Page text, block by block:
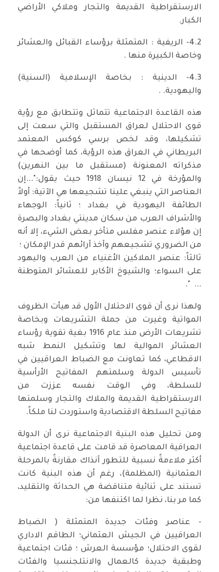
الارستقراطية القديمة والتجار وملاكي الأراضي
الكبار.
4.2- الريفية : المتمثلة برؤساء القبائل والعشائر
وخاصة الكبيرة منها .
4.3- الدينية : بخاصة الإسلامية (السنية)
واليهودية. .
هذه القاعدة الاجتماعية تتماثل وتتطابق مع رؤية
قوى الاحتلال لعراق المستقبل والتي سعت إلى
تشكيلها، وقد لخص برسي كوكس المعتمد
البريطاني في العراق هذه الرؤية، كما أوضحها في
مذكراته المعنونة (مستقبل ما بين النهرين)
والمؤرخة في 12 نيسان 1918 حيث يقول:"...إن
العناصر التي ينبغي علينا تشجيعها هي الآتية: أولاً
الطائفة اليهودية في بغداد ؛ ثانياً: الوجهاء
والأشراف العرب من سكان مدينتي بغداد والبصرة
إن هؤلاء عنصر مفلس متأخر بعض الشيء، إلا أنه
من الضروري تشجيعهم وآخذ آرائهم قدر الإمكان ؛
ثالثاً: عنصر الملاكين الأغنياء من العرب واليهود
على السواء؛ والشيوخ الأكابر للعشائر المتوطنة
... ".
ولهذا نرى أن قوى الاحتلال الأول قد هيأت الظروف
المواتية وغيرت من جملة التشريعات وبخاصة
تشريعات الأرض منذ عام 1916 بغية تقوية رؤساء
العشائر الموالية لها وتشكيل النمط شبه
الاقطاعي، كما تعاونت مع الضباط العراقيين في
تأسيس الدولة وسلمتهم المفاتيح الأرأسية
للسلطة، وفي الوقت نفسه عززت من
الارستقراطية القديمة والملاك والتجار وسلمتها
مفاتيح السلطة الاقتصادية واستوردت لنا ملكاً.
ومن تحليل هذه البنية الاجتماعية نرى أن الدولة
العراقية المعاصرة قد قامت على قاعدة اجتماعية
أكثر ملاءمةً نسبية للتطور آنذاك مقارنةً بالمرحلة
العثمانية (المظلمة)، رغم أن هذه البنية كانت
تستند على ثنائية متناقضة هي الحداثة والتقليد،
كما مر بنا، نظرا لما اكتنفها من:
- عناصر وفئات جديدة المتمثلة ( الضباط
العراقيين في الجيش العثماني؛ الطاقم الاداري
لقوى الاحتلال؛ مؤسسة العرش ؛ فئات اجتماعية
وطبقية جديدة كالعمال والانتلجنسيا والفئات